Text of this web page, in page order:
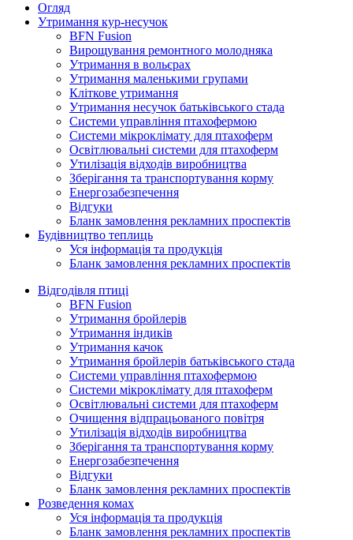
Огляд
Утримання кур-несучок
BFN Fusion
Вирощування ремонтного молодняка
Утримання в вольєрах
Утримання маленькими групами
Кліткове утримання
Утримання несучок батьківського стада
Системи управління птахофермою
Системи мікроклімату для птахоферм
Освітлювальні системи для птахоферм
Утилізація відходів виробництва
Зберігання та транспортування корму
Енергозабезпечення
Відгуки
Бланк замовлення рекламних проспектів
Будівництво теплиць
Уся інформація та продукція
Бланк замовлення рекламних проспектів
Відгодівля птиці
BFN Fusion
Утримання бройлерів
Утримання індиків
Утримання качок
Утримання бройлерів батьківського стада
Системи управління птахофермою
Системи мікроклімату для птахоферм
Освітлювальні системи для птахоферм
Очищення відпрацьованого повітря
Утилізація відходів виробництва
Зберігання та транспортування корму
Енергозабезпечення
Відгуки
Бланк замовлення рекламних проспектів
Розведення комах
Уся інформація та продукція
Бланк замовлення рекламних проспектів